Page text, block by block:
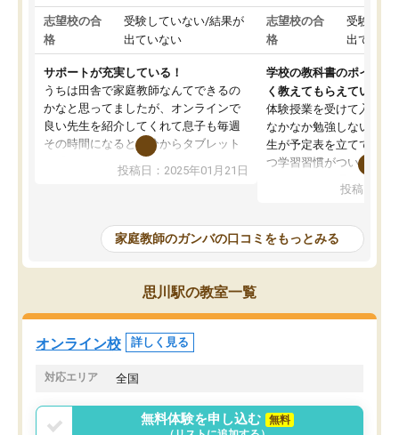
志望校の合
格
受験していない/結果が
出ていない
サポートが充実している！
うちは田舎で家庭教師なんてできるの
かなと思ってましたが、オンラインで
良い先生を紹介してくれて息子も毎週
その時間になると自分からタブレット
を開いてzoomを繋げるようになりまし
た！5科目なんでもOKなのもとても気
めて1年ほどだった今では平均点以上の
科目が増えてきました！あと1年受験ま
であるので無料の週末教室を使用しな
がら頑張って欲しいと思います！
投稿日：2025年01月21日
志望校の合
格
受験して
出ていな
学校の教科書のポイント
く教えてもらえている
体験授業を受けて入塾し
なかなか勉強しない息子
生が予定表を立ててくれ
つ学習習慣がついてきま
指導が無い日も予定表
問できるのでとても助か
投稿日：
家庭教師のガンバの口コミをもっとみる
思川駅の教室一覧
オンライン校 詳しく見る
対応エリア 全国
無料体験を申し込む
無料